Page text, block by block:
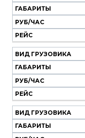
ГАБАРИТЫ
РУБ/ЧАС
РЕЙС
ВИД ГРУЗОВИКА
ГАБАРИТЫ
РУБ/ЧАС
РЕЙС
ВИД ГРУЗОВИКА
ГАБАРИТЫ